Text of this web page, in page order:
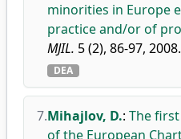
minorities in Europe
practice and/or of
MJIL. 5 (2), 86-97, 2008.
DEA
7.Mihajlov, D.: The
of the European